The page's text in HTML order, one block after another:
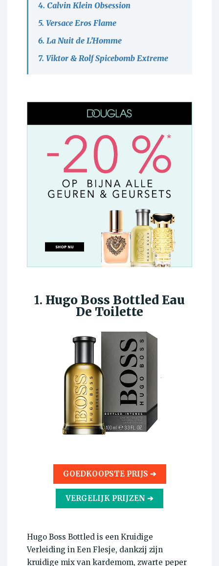
4. Calvin Klein Obsession
5. Versace Eros Flame
6. La Nuit de L’Homme
7. Viktor & Rolf Spicebomb Extreme
1. Hugo Boss Bottled Eau
De Toilette
GOEDKOOPSTE PRIJS ➔
VERGELIJK PRIJZEN ➔
Hugo Boss Bottled is een Kruidige
Verleiding in Een Flesje, dankzij zijn
kruidige mix van kardemom, zwarte peper